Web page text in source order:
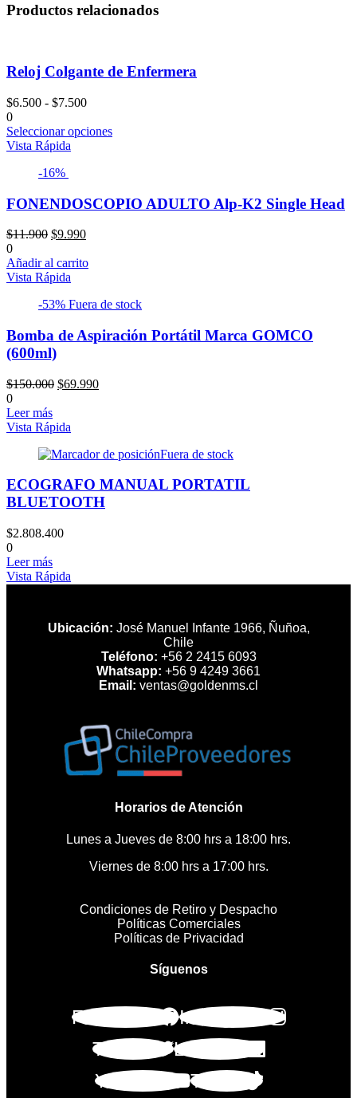
Productos relacionados
Reloj Colgante de Enfermera
$6.500 - $7.500Rango
precios:
0
Seleccionar opciones
Vista Rápida
-16%
FONENDOSCOPIO ADULTO Alp-K2 Single Head
$11.900 El
original
era:
$9.990El
actual
0
Añadir al carrito
Vista Rápida
-53% Fuera de stock
Bomba de Aspiración Portátil Marca GOMCO
(600ml)
$150.000 El
era:
$69.990El
0
Leer más
Vista Rápida
Fuera de stock
ECOGRAFO MANUAL PORTATIL
BLUETOOTH
$2.808.400
0
Leer más
Vista Rápida
Ubicación: José Manuel Infante 1966, Ñuñoa,
Chile
Teléfono: +56 2 2415 6093
Whatsapp: +56 9 4249 3661
Email: ventas@goldenms.cl
Horarios de Atención
Lunes a Jueves de 8:00 hrs a 18:00 hrs.
Viernes de 8:00 hrs a 17:00 hrs.
Condiciones de Retiro y Despacho
Políticas Comerciales
Políticas de Privacidad
Síguenos
Facebook
Instagram
Twitter
Linkedin
Youtube
Tiktok